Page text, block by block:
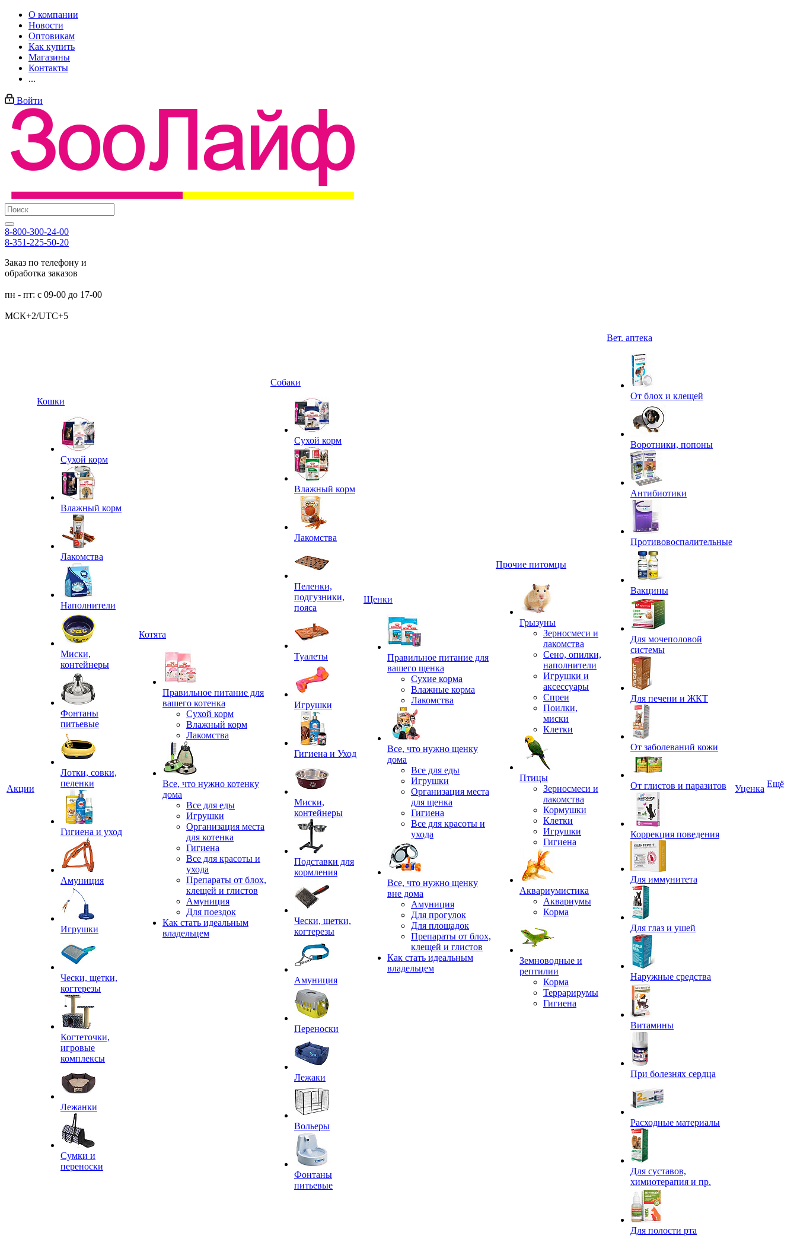
О компании
Новости
Оптовикам
Как купить
Магазины
Контакты
...
Войти
8-800-300-24-00
8-351-225-50-20
Заказ по телефону и
обработка заказов
пн - пт: с 09-00 до 17-00
МСК+2/UTC+5
Акции
Кошки
Сухой корм
Влажный корм
Лакомства
Наполнители
Миски,
контейнеры
Фонтаны
питьевые
Лотки, совки,
пеленки
Гигиена и уход
Амуниция
Игрушки
Чески, щетки,
когтерезы
Когтеточки,
игровые
комплексы
Лежанки
Сумки и
переноски
Котята
Правильное питание для
вашего котенка
Сухой корм
Влажный корм
Лакомства
Все, что нужно котенку
дома
Все для еды
Игрушки
Организация места
для котенка
Гигиена
Все для красоты и
ухода
Препараты от блох,
клещей и глистов
Амуниция
Для поездок
Как стать идеальным
владельцем
Собаки
Сухой корм
Влажный корм
Лакомства
Пеленки,
подгузники,
пояса
Туалеты
Игрушки
Гигиена и Уход
Миски,
контейнеры
Подставки для
кормления
Чески, щетки,
когтерезы
Амуниция
Переноски
Лежаки
Вольеры
Фонтаны
питьевые
Щенки
Правильное питание для
вашего щенка
Сухие корма
Влажные корма
Лакомства
Все, что нужно щенку
дома
Все для еды
Игрушки
Организация места
для щенка
Гигиена
Все для красоты и
ухода
Все, что нужно щенку
вне дома
Амуниция
Для прогулок
Для площадок
Препараты от блох,
клещей и глистов
Как стать идеальным
владельцем
Прочие питомцы
Грызуны
Зерносмеси и
лакомства
Сено, опилки,
наполнители
Игрушки и
аксессуары
Спреи
Поилки,
миски
Клетки
Птицы
Зерносмеси и
лакомства
Кормушки
Клетки
Игрушки
Гигиена
Аквариумистика
Аквариумы
Корма
Земноводные и
рептилии
Корма
Террарирумы
Гигиена
Вет. аптека
От блох и клещей
Воротники, попоны
Антибиотики
Противовоспалительные
Вакцины
Для мочеполовой
системы
Для печени и ЖКТ
От заболеваний кожи
От глистов и паразитов
Коррекция поведения
Для иммунитета
Для глаз и ушей
Наружные средства
Витамины
При болезнях сердца
Расходные материалы
Для суставов,
химиотерапия и пр.
Для полости рта
Уценка Ещё